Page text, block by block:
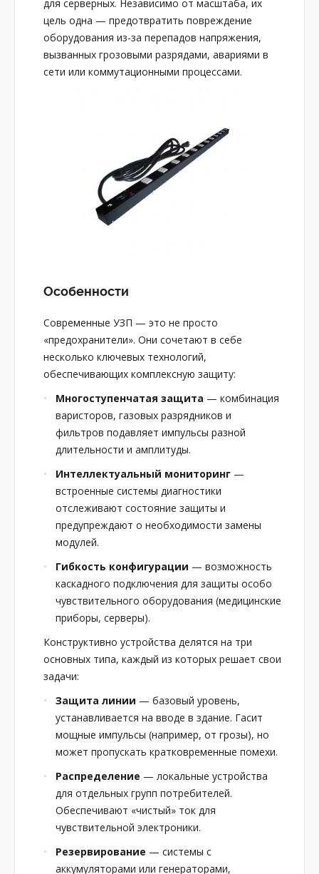
для серверных. Независимо от масштаба, их
цель одна — предотвратить повреждение
оборудования из-за перепадов напряжения,
вызванных грозовыми разрядами, авариями в
сети или коммутационными процессами.
Особенности
Современные УЗП — это не просто
«предохранители». Они сочетают в себе
несколько ключевых технологий,
обеспечивающих комплексную защиту:
Многоступенчатая защита — комбинация
варисторов, газовых разрядников и
фильтров подавляет импульсы разной
длительности и амплитуды.
Интеллектуальный мониторинг —
встроенные системы диагностики
отслеживают состояние защиты и
предупреждают о необходимости замены
модулей.
Гибкость конфигурации — возможность
каскадного подключения для защиты особо
чувствительного оборудования (медицинские
приборы, серверы).
Конструктивно устройства делятся на три
основных типа, каждый из которых решает свои
задачи:
Защита линии — базовый уровень,
устанавливается на вводе в здание. Гасит
мощные импульсы (например, от грозы), но
может пропускать кратковременные помехи.
Распределение — локальные устройства
для отдельных групп потребителей.
Обеспечивают «чистый» ток для
чувствительной электроники.
Резервирование — системы с
аккумуляторами или генераторами,